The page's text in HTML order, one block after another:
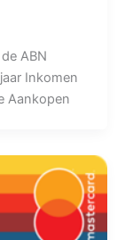
ABN
Inkomen
Aankopen